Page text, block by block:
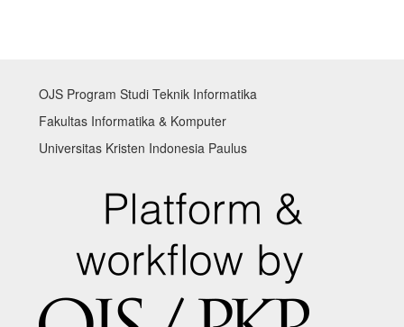
OJS Program Studi Teknik Informatika
Fakultas Informatika & Komputer
Universitas Kristen Indonesia Paulus